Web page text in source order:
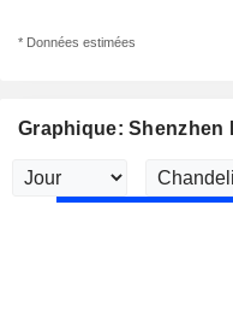
* Données estimées
Graphique: Shenzhen